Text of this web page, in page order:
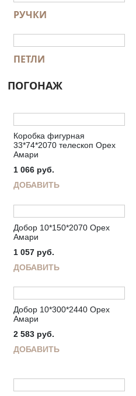
РУЧКИ
ПЕТЛИ
ПОГОНАЖ
Коробка фигурная
33*74*2070 телескоп Орех
Амари
1 066 руб.
ДОБАВИТЬ
Добор 10*150*2070 Орех
Амари
1 057 руб.
ДОБАВИТЬ
Добор 10*300*2440 Орех
Амари
2 583 руб.
ДОБАВИТЬ